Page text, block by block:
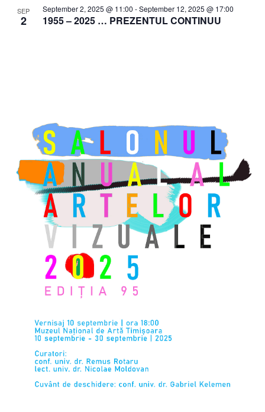
SEP
2 1955 – 2025 … PREZENTUL CONTINUU
September 2, 2025 @ 11:00 -September 12, 2025 @ 17:00